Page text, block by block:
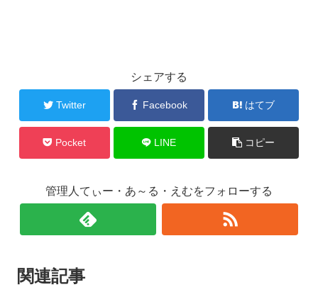
シェアする
Twitter Facebook はてブ
Pocket LINE コピー
管理人てぃー・あ～る・えむをフォローする
関連記事